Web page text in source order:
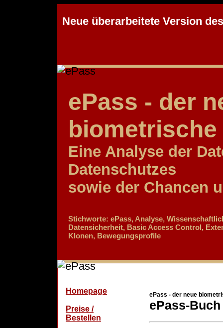
Neue überarbeitete Version
ePass - der
Eine Analyse der
Datenschutzes
sowie der Chancen
Stichworte: ePass, Analyse,
Datensicherheit, Basic Access Control,
Klonen, Bewegungsprofile
Homepage
Preise /
Bestellen
ePass - der neue
ePass-